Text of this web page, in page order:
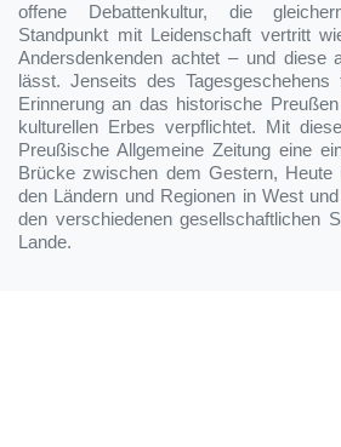
offene Debattenkultur, die
Standpunkt mit Leidenschaft vertritt
Andersdenkenden achtet – und diese
lässt. Jenseits des
Erinnerung an das historische
kulturellen Erbes verpflichtet. Mit
Preußische Allgemeine Zeitung eine
Brücke zwischen dem Gestern,
den Ländern und Regionen in West
den verschiedenen gesellschaftlichen
Lande.